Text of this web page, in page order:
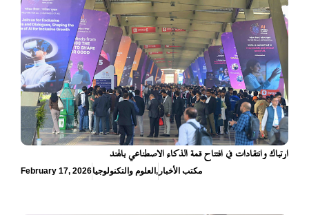
ارتباك وانتقادات في افتتاح قمة الذكاء الاصطناعي بالهند
February 17, 2026العلوم والتكنولوجيا , مكتب الأخبار